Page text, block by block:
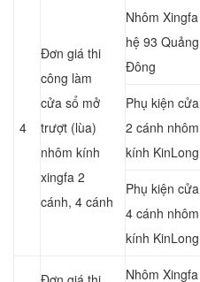
4
Đơn giá thi
công làm
cửa sổ mở
trượt (lùa)
nhôm kính
xingfa 2
cánh, 4 cánh
Nhôm Xingfa
hệ 93 Quảng
Đông
Phụ kiện cửa
2 cánh nhôm
kính KinLong
Phụ kiện cửa
4 cánh nhôm
kính KinLong
Nhôm Xingfa